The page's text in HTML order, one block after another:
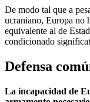
De modo tal que a
ucraniano, Europa no
equivalente al de
condicionado
Defensa
La incapacidad de